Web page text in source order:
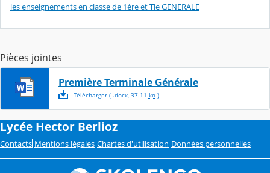
les enseignements en classe de 1ère et Tle GENERALE
Pièces jointes
Première Terminale Générale
Télécharger( .docx, 37.11 ko)
Lycée Hector Berlioz
Contacts Mentions légales Chartes d'utilisation Données personnelles